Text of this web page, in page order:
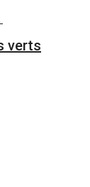
verts